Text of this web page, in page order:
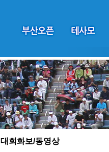
대회화보/동영상